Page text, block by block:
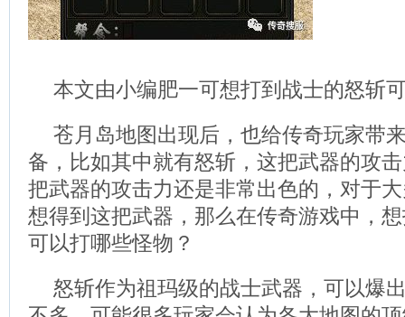
本文由小编肥一可想打到战士的怒斩
苍月岛地图出现后，也给传奇玩家带
备，比如其中就有怒斩，这把武器的攻
把武器的攻击力还是非常出色的，对于
想得到这把武器，那么在传奇游戏中，
可以打哪些怪物？
怒斩作为祖玛级的战士武器，可以爆